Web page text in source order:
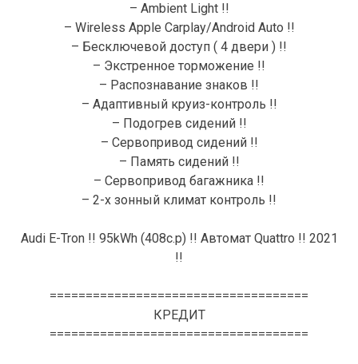
– Ambient Light !!
– Wireless Apple Carplay/Android Auto !!
– Бесключевой доступ ( 4 двери ) !!
– Экстренное торможение !!
– Распознавание знаков !!
– Адаптивный круиз-контроль !!
– Подогрев сидений !!
– Сервопривод сидений !!
– Память сидений !!
– Сервопривод багажника !!
– 2-х зонный климат контроль !!
Audi E-Tron !! 95kWh (408c.p) !! Автомат Quattro !! 2021
!!
====================================
КРЕДИТ
====================================